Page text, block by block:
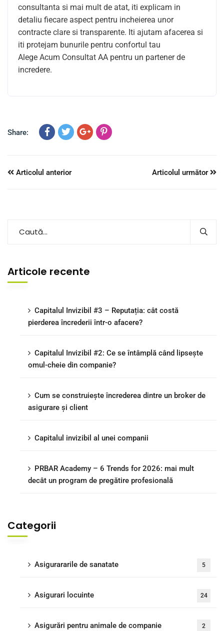
consultanta si mai mult de atat, iti explicam in
detaliu fiecare aspect pentru incheierea unor
contracte clare si transparente. Iti ajutam afacerea si
iti protejam bunurile pentru confortul tau
Alege Acum Consultat AA pentru un partener de
incredere.
Share:
Articolul anterior Articolul următor
Articole recente
Capitalul Invizibil #3 – Reputația: cât costă
pierderea încrederii într-o afacere?
Capitalul Invizibil #2: Ce se întâmplă când lipsește
omul-cheie din companie?
Cum se construiește încrederea dintre un broker de
asigurare și client
Capitalul invizibil al unei companii
PRBAR Academy – 6 Trends for 2026: mai mult
decât un program de pregătire profesională
Categorii
Asigurararile de sanatate 5
Asigurari locuinte 24
Asigurări pentru animale de companie 2